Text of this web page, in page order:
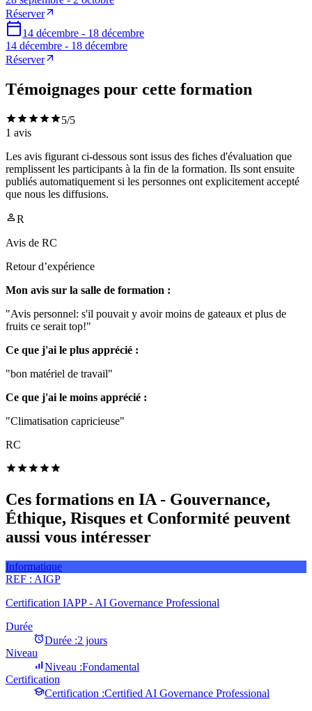
Réserver
14 décembre - 18 décembre
14 décembre - 18 décembre
Réserver
Témoignages pour cette formation
5/5
1 avis
Les avis figurant ci-dessous sont issus des fiches d'évaluation que
remplissent les participants à la fin de la formation. Ils sont ensuite
publiés automatiquement si les personnes ont explicitement accepté
que nous les diffusions.
R
Avis de RC
Retour d’expérience
Mon avis sur la salle de formation :
"Avis personnel: s'il pouvait y avoir moins de gateaux et plus de
fruits ce serait top!"
Ce que j'ai le plus apprécié :
"bon matériel de travail"
Ce que j'ai le moins apprécié :
"Climatisation capricieuse"
RC
Ces formations en IA - Gouvernance,
Éthique, Risques et Conformité peuvent
aussi vous intéresser
Informatique
REF : AIGP
Certification IAPP - AI Governance Professional
Durée
Durée :2 jours
Niveau
Niveau :Fondamental
Certification
Certification :Certified AI Governance Professional